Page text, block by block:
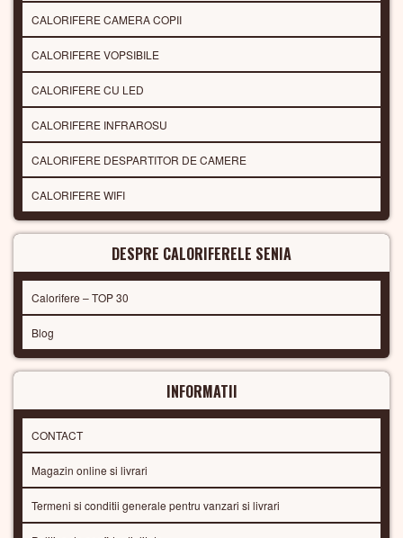
CALORIFERE CAMERA COPII
CALORIFERE VOPSIBILE
CALORIFERE CU LED
CALORIFERE INFRAROSU
CALORIFERE DESPARTITOR DE CAMERE
CALORIFERE WIFI
DESPRE CALORIFERELE SENIA
Calorifere – TOP 30
Blog
INFORMATII
CONTACT
Magazin online si livrari
Termeni si conditii generale pentru vanzari si livrari